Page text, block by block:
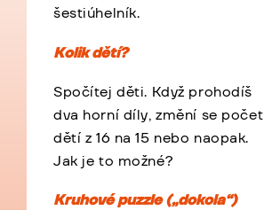
šestiúhelník.
Kolik dětí?
Spočítej děti. Když prohodíš
dva horní díly, změní se počet
dětí z 16 na 15 nebo naopak.
Jak je to možné?
Kruhové puzzle („dokola“)